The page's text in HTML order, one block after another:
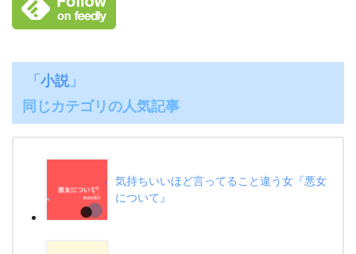
「小説 」
同じカテゴリの人気記事
気持ちいいほど言ってること違う女『悪女
について』